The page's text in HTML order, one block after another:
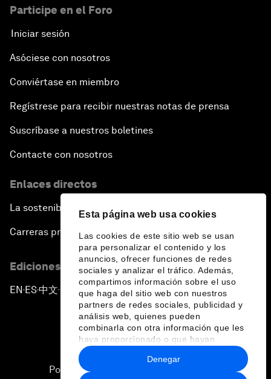
Esta página web usa cookies
Las cookies de este sitio web se usan
para personalizar el contenido y los
anuncios, ofrecer funciones de redes
sociales y analizar el tráfico. Además,
compartimos información sobre el uso
que haga del sitio web con nuestros
partners de redes sociales, publicidad y
análisis web, quienes pueden
combinarla con otra información que les
haya proporcionado o que hayan
recopilado a partir del uso que haya
hecho de sus servicios.
Denegar
Participe en el Foro
Iniciar sesión
Asóciese con nosotros
Conviértase en miembro
Regístrese para recibir nuestras notas de prensa
Suscríbase a nuestros boletines
Contacte con nosotros
Enlaces directos
La sostenibilidad en el Foro
Carreras profesionales
Ediciones en otros idiomas
EN ▪ES▪中文▪ 日本語
Política de privacidad y normas de uso